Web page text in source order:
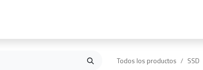
Todos los productos SSD